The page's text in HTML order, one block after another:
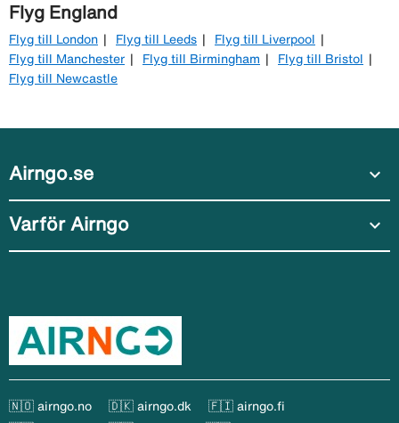
Flyg England
Flyg till London Flyg till Leeds
Flyg till Liverpool
Flyg till Manchester
Flyg till Birmingham
Flyg till Bristol
Flyg till Newcastle
Airngo.se expand_more
Varför Airngo expand_more
🇳🇴 airngo.no 🇩🇰 airngo.dk
🇫🇮 airngo.fi